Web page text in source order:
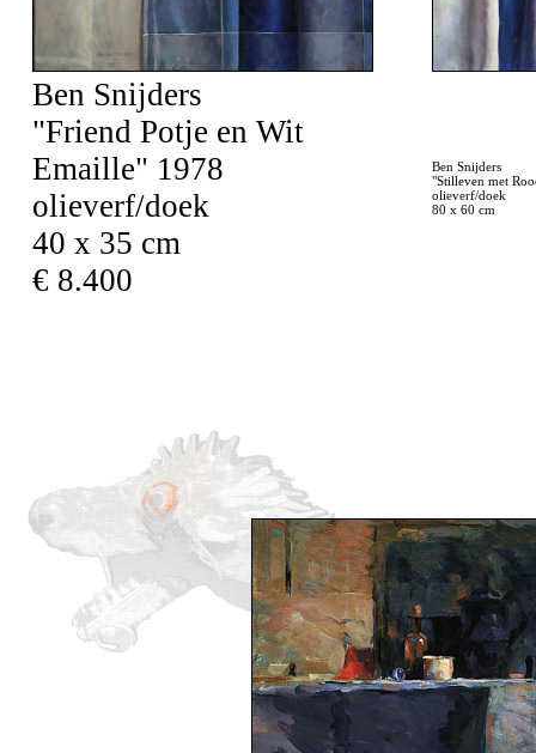
Ben Snijders
"Friend Potje en Wit
Emaille" 1978
olieverf/doek
40 x 35 cm
€ 8.400
Ben Snijders
"Stilleven met
olieverf/doek
80 x 60 cm